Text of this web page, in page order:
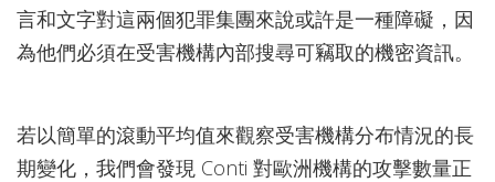
言和文字對這兩個犯罪集團來說或許是一種障礙，因
為他們必須在受害機構內部搜尋可竊取的機密資訊。
若以簡單的滾動平均值來觀察受害機構分布情況的長
期變化，我們會發現 Conti 對歐洲機構的攻擊數量正